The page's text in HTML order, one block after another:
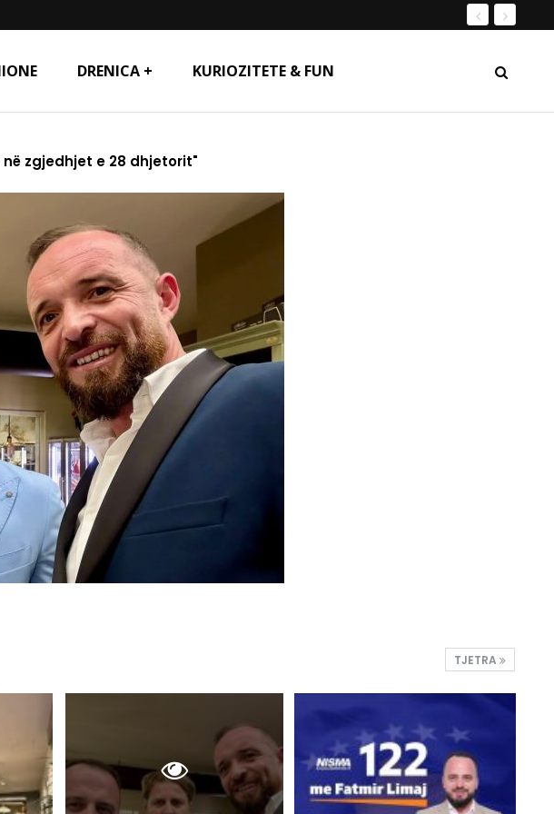
DRENICA + KURIOZITETE & FUN
zgjedhjet e 28 dhjetorit"
TJETRA